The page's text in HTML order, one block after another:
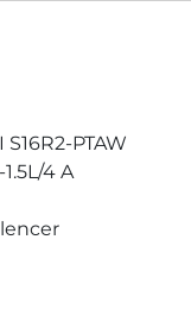
PTAW
4 A